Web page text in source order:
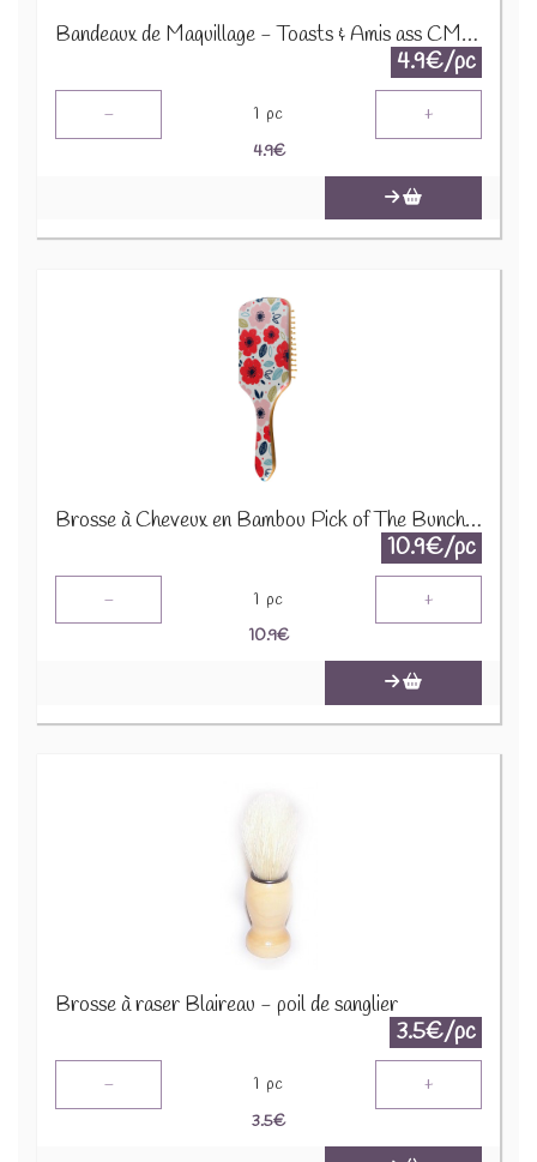
Bandeaux de Maquillage - Toasts & Amis ass CMH-05
4.9€/pc
- 1 pc +
4.9€
Brosse à Cheveux en Bambou Pick of The Bunch - Coquelicots BRU18
10.9€/pc
- 1 pc +
10.9€
Brosse à raser Blaireau - poil de sanglier
3.5€/pc
- 1 pc +
3.5€